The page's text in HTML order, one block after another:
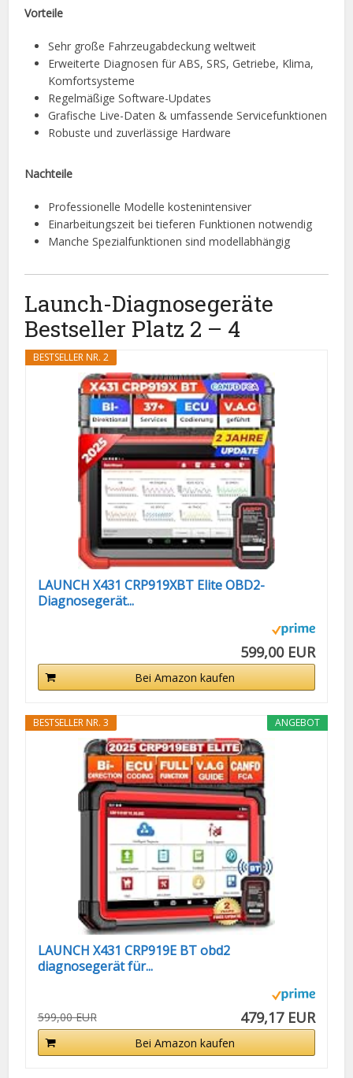
Vorteile
Sehr große Fahrzeugabdeckung weltweit
Erweiterte Diagnosen für ABS, SRS, Getriebe, Klima,
Komfortsysteme
Regelmäßige Software-Updates
Grafische Live-Daten & umfassende Servicefunktionen
Robuste und zuverlässige Hardware
Nachteile
Professionelle Modelle kostenintensiver
Einarbeitungszeit bei tieferen Funktionen notwendig
Manche Spezialfunktionen sind modellabhängig
Launch-Diagnosegeräte
Bestseller Platz 2 – 4
BESTSELLER NR. 2
LAUNCH X431 CRP919XBT Elite OBD2-
Diagnosegerät...
599,00 EUR
Bei Amazon kaufen
ANGEBOT
BESTSELLER NR. 3
LAUNCH X431 CRP919E BT obd2
diagnosegerät für...
599,00 EUR 479,17 EUR
Bei Amazon kaufen